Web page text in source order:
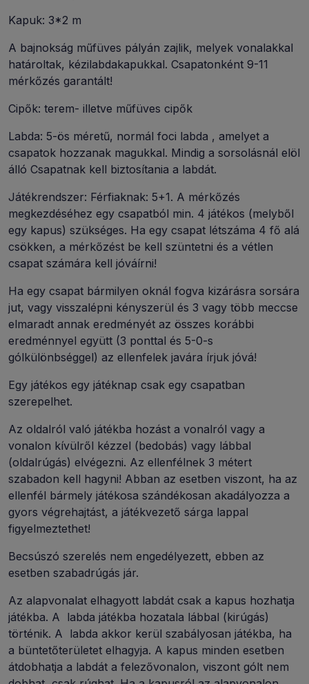
Kapuk: 3*2 m
A bajnokság műfüves pályán zajlik, melyek vonalakkal
határoltak, kézilabdakapukkal. Csapatonként 9-11
mérkőzés garantált!
Cipők: terem- illetve műfüves cipők
Labda: 5-ös méretű, normál foci labda , amelyet a
csapatok hozzanak magukkal. Mindig a sorsolásnál elöl
álló Csapatnak kell biztosítania a labdát.
Játékrendszer: Férfiaknak: 5+1. A mérkőzés
megkezdéséhez egy csapatból min. 4 játékos (melyből
egy kapus) szükséges. Ha egy csapat létszáma 4 fő alá
csökken, a mérkőzést be kell szüntetni és a vétlen
csapat számára kell jóváírni!
Ha egy csapat bármilyen oknál fogva kizárásra sorsára
jut, vagy visszalépni kényszerül és 3 vagy több meccse
elmaradt annak eredményét az összes korábbi
eredménnyel együtt (3 ponttal és 5-0-s
gólkülönbséggel) az ellenfelek javára írjuk jóvá!
Egy játékos egy játéknap csak egy csapatban
szerepelhet.
Az oldalról való játékba hozást a vonalról vagy a
vonalon kívülről kézzel (bedobás) vagy lábbal
(oldalrúgás) elvégezni. Az ellenfélnek 3 métert
szabadon kell hagyni! Abban az esetben viszont, ha az
ellenfél bármely játékosa szándékosan akadályozza a
gyors végrehajtást, a játékvezető sárga lappal
figyelmeztethet!
Becsúszó szerelés nem engedélyezett, ebben az
esetben szabadrúgás jár.
Az alapvonalat elhagyott labdát csak a kapus hozhatja
játékba. A labda játékba hozatala lábbal (kirúgás)
történik. A labda akkor kerül szabályosan játékba, ha
a büntetőterületet elhagyja. A kapus minden esetben
átdobhatja a labdát a felezővonalon, viszont gólt nem